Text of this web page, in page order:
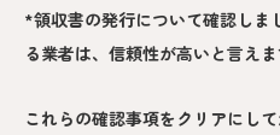
*領収書の発行について確認しま
る業者は、信頼性が高いと言えま
これらの確認事項をクリアにし